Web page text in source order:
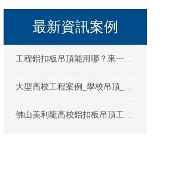
最新資訊案例
工程鋁扣板吊頂能用哪？來一起了解下這名“全能選手”
大型高校工程案例_學校吊頂_教室鋁扣板吊頂，你想要的吊頂現場 ...
佛山美利龍高校鋁扣板吊頂工程案例之佛山大學新校區